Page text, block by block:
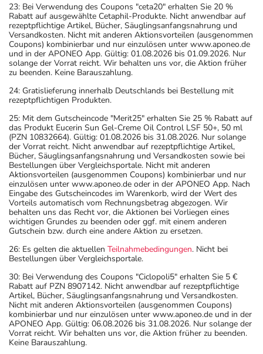
23: Bei Verwendung des Coupons "ceta20" erhalten Sie 20 %
Rabatt auf ausgewählte Cetaphil-Produkte. Nicht anwendbar auf
rezeptpflichtige Artikel, Bücher, Säuglingsanfangsnahrung und
Versandkosten. Nicht mit anderen Aktionsvorteilen (ausgenommen
Coupons) kombinierbar und nur einzulösen unter www.aponeo.de
und in der APONEO App. Gültig: 01.08.2026 bis 01.09.2026. Nur
solange der Vorrat reicht. Wir behalten uns vor, die Aktion früher
zu beenden. Keine Barauszahlung.
24: Gratislieferung innerhalb Deutschlands bei Bestellung mit
rezeptpflichtigen Produkten.
25: Mit dem Gutscheincode "Merit25" erhalten Sie 25 % Rabatt auf
das Produkt Eucerin Sun Gel-Creme Oil Control LSF 50+, 50 ml
(PZN 10832664). Gültig: 01.08.2026 bis 31.08.2026. Nur solange
der Vorrat reicht. Nicht anwendbar auf rezeptpflichtige Artikel,
Bücher, Säuglingsanfangsnahrung und Versandkosten sowie bei
Bestellungen über Vergleichsportale. Nicht mit anderen
Aktionsvorteilen (ausgenommen Coupons) kombinierbar und nur
einzulösen unter www.aponeo.de oder in der APONEO App. Nach
Eingabe des Gutscheincodes im Warenkorb, wird der Wert des
Vorteils automatisch vom Rechnungsbetrag abgezogen. Wir
behalten uns das Recht vor, die Aktionen bei Vorliegen eines
wichtigen Grundes zu beenden oder ggf. mit einem anderen
Gutschein bzw. durch eine andere Aktion zu ersetzen.
26: Es gelten die aktuellen Teilnahmebedingungen. Nicht bei
Bestellungen über Vergleichsportale.
30: Bei Verwendung des Coupons "Ciclopoli5" erhalten Sie 5 €
Rabatt auf PZN 8907142. Nicht anwendbar auf rezeptpflichtige
Artikel, Bücher, Säuglingsanfangsnahrung und Versandkosten.
Nicht mit anderen Aktionsvorteilen (ausgenommen Coupons)
kombinierbar und nur einzulösen unter www.aponeo.de und in der
APONEO App. Gültig: 06.08.2026 bis 31.08.2026. Nur solange der
Vorrat reicht. Wir behalten uns vor, die Aktion früher zu beenden.
Keine Barauszahlung.